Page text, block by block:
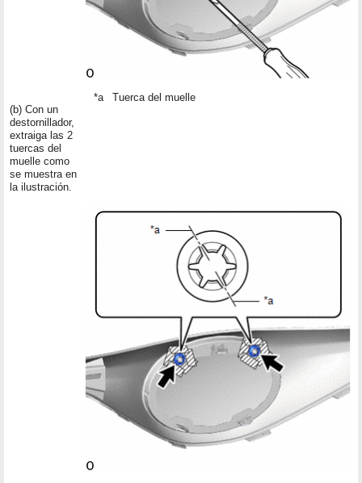
(b) Con un
destornillador,
extraiga las 2
tuercas del
muelle como
se muestra en
la ilustración.
*a Tuerca del muelle